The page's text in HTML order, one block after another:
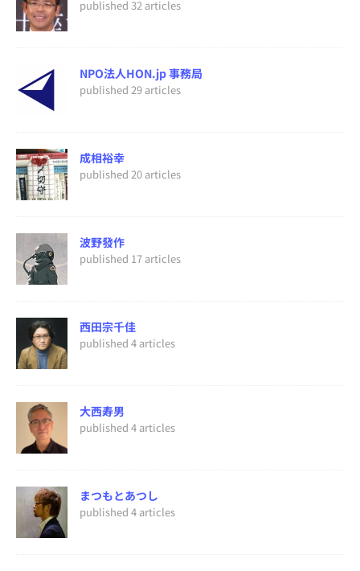
published 32 articles
NPO法人HON.jp 事務局
published 29 articles
成相裕幸
published 20 articles
波野發作
published 17 articles
西田宗千佳
published 4 articles
大西寿男
published 4 articles
まつもとあつし
published 4 articles